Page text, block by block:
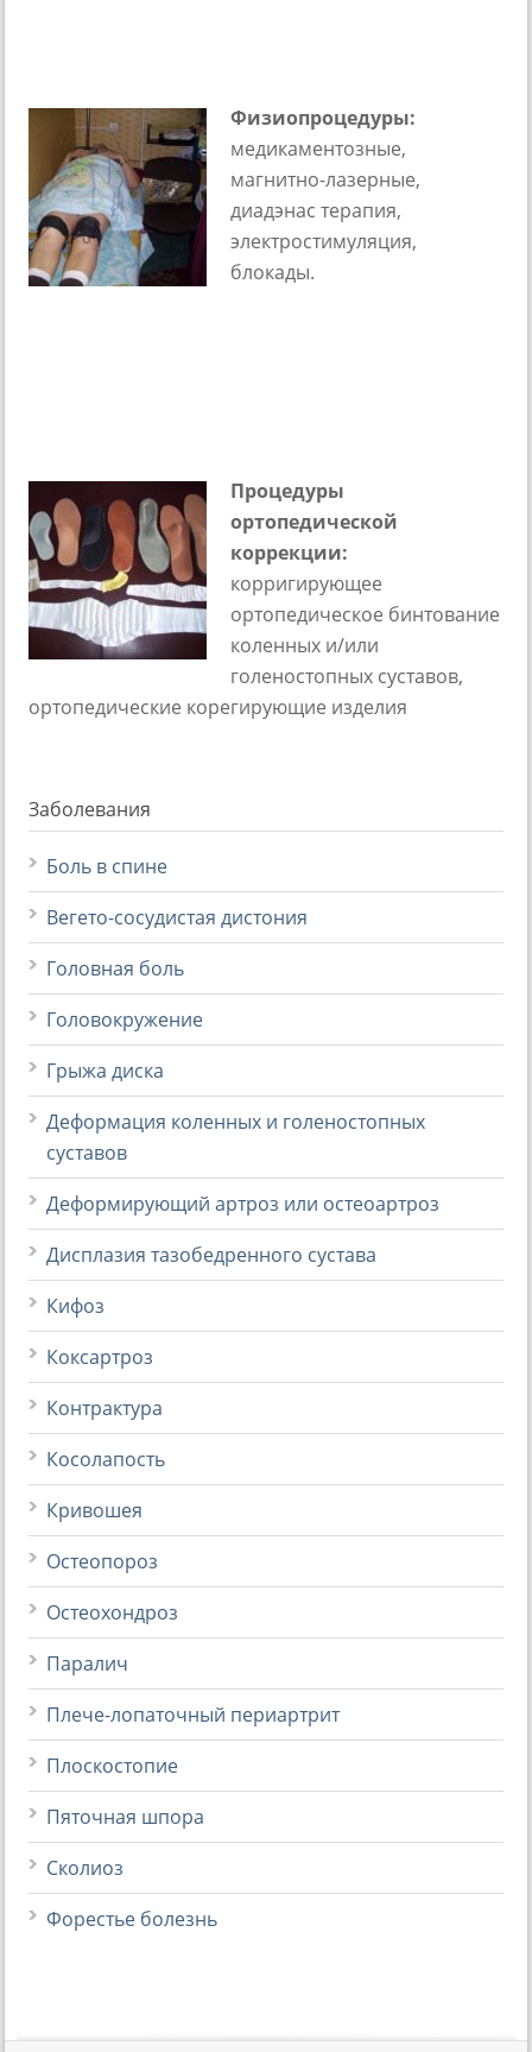
Физиопроцедуры:
медикаментозные,
магнитно-лазерные,
диадэнас терапия,
электростимуляция,
блокады.
Процедуры
ортопедической
коррекции:
корригирующее
ортопедическое бинтование
коленных и/или
голеностопных суставов,
ортопедические корегирующие изделия
Заболевания
Боль в спине
Вегето-сосудистая дистония
Головная боль
Головокружение
Грыжа диска
Деформация коленных и голеностопных
суставов
Деформирующий артроз или остеоартроз
Дисплазия тазобедренного сустава
Кифоз
Коксартроз
Контрактура
Косолапость
Кривошея
Остеопороз
Остеохондроз
Паралич
Плече-лопаточный периартрит
Плоскостопие
Пяточная шпора
Сколиоз
Форестье болезнь